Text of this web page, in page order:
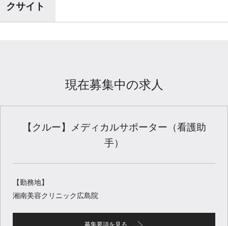
クサイト
現在募集中の求人
【クルー】メディカルサポーター（看護助
手）
【勤務地】
湘南美容クリニック広島院